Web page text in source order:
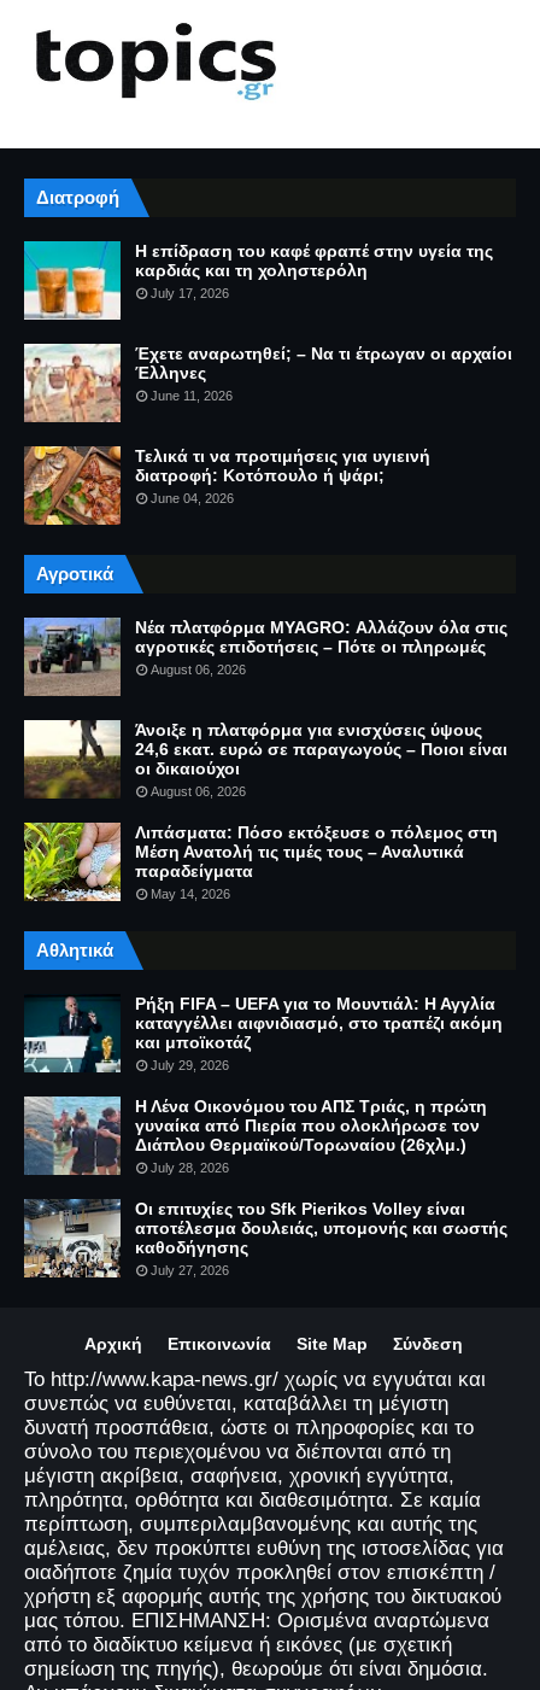
Διατροφή
Η επίδραση του καφέ φραπέ στην υγεία της
καρδιάς και τη χοληστερόλη
July 17, 2026
Έχετε αναρωτηθεί; – Να τι έτρωγαν οι αρχαίοι
Έλληνες
June 11, 2026
Τελικά τι να προτιμήσεις για υγιεινή
διατροφή: Κοτόπουλο ή ψάρι;
June 04, 2026
Αγροτικά
Νέα πλατφόρμα MYAGRO: Αλλάζουν όλα στις
αγροτικές επιδοτήσεις – Πότε οι πληρωμές
August 06, 2026
Άνοιξε η πλατφόρμα για ενισχύσεις ύψους
24,6 εκατ. ευρώ σε παραγωγούς – Ποιοι είναι
οι δικαιούχοι
August 06, 2026
Λιπάσματα: Πόσο εκτόξευσε ο πόλεμος στη
Μέση Ανατολή τις τιμές τους – Αναλυτικά
παραδείγματα
May 14, 2026
Αθλητικά
Ρήξη FIFA – UEFA για το Μουντιάλ: Η Αγγλία
καταγγέλλει αιφνιδιασμό, στο τραπέζι ακόμη
και μποϊκοτάζ
July 29, 2026
Η Λένα Οικονόμου του ΑΠΣ Τριάς, η πρώτη
γυναίκα από Πιερία που ολοκλήρωσε τον
Διάπλου Θερμαϊκού/Τορωναίου (26χλμ.)
July 28, 2026
Οι επιτυχίες του Sfk Pierikos Volley είναι
αποτέλεσμα δουλειάς, υπομονής και σωστής
καθοδήγησης
July 27, 2026
Αρχική Επικοινωνία Site Map Σύνδεση
Το http://www.kapa-news.gr/ χωρίς να εγγυάται και
συνεπώς να ευθύνεται, καταβάλλει τη μέγιστη
δυνατή προσπάθεια, ώστε οι πληροφορίες και το
σύνολο του περιεχομένου να διέπονται από τη
μέγιστη ακρίβεια, σαφήνεια, χρονική εγγύτητα,
πληρότητα, ορθότητα και διαθεσιμότητα. Σε καμία
περίπτωση, συμπεριλαμβανομένης και αυτής της
αμέλειας, δεν προκύπτει ευθύνη της ιστοσελίδας για
οιαδήποτε ζημία τυχόν προκληθεί στον επισκέπτη /
χρήστη εξ αφορμής αυτής της χρήσης του δικτυακού
μας τόπου. ΕΠΙΣΗΜΑΝΣΗ: Ορισμένα αναρτώμενα
από το διαδίκτυο κείμενα ή εικόνες (με σχετική
σημείωση της πηγής), θεωρούμε ότι είναι δημόσια.